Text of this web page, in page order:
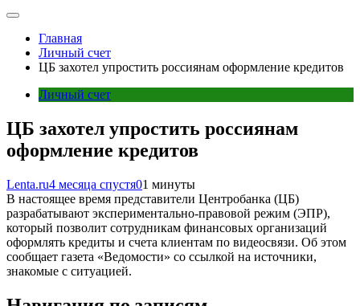
Главная
Личный счет
ЦБ захотел упростить россиянам оформление кредитов
Личный счет
ЦБ захотел упростить россиянам
оформление кредитов
Lenta.ru4 месяца спустя01 минуты
В настоящее время представители Центробанка (ЦБ)
разрабатывают экспериментально-правовой режим (ЭПР),
который позволит сотрудникам финансовых организаций
оформлять кредиты и счета клиентам по видеосвязи. Об этом
сообщает газета «Ведомости» со ссылкой на источники,
знакомые с ситуацией.